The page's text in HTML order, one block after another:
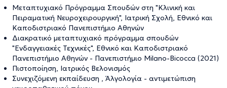
Μεταπτυχιακό Πρόγραμμα Σπουδών στη "Κλινική και
Πειραματική Νευροχειρουργική", Ιατρική Σχολή, Εθνικό και
Καποδιστριακό Πανεπιστήμιο Αθηνών
Διακρατικό μεταπτυχιακό πρόγραμμα σπουδών
"Ενδαγγειακές Τεχνικές", Εθνικό και Καποδιστριακό
Πανεπιστήμιο Αθηνών - Πανεπιστήμιο Milano-Bicocca (2021)
Πιστοποίηση, Ιατρικός Βελονισμός
Συνεχιζόμενη εκπαίδευση , Άλγολογία - αντιμετώπιση